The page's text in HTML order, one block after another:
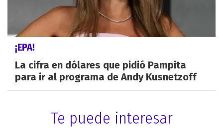
¡EPA!
La cifra en dólares que pidió Pampita
para ir al programa de Andy Kusnetzoff
Te puede interesar